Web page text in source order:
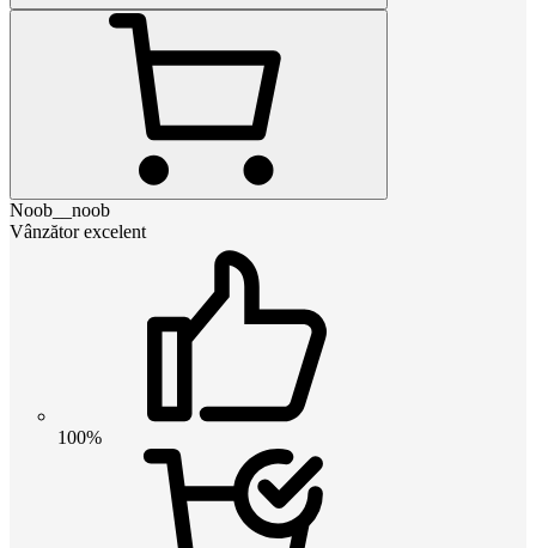
Noob__noob
Vânzător excelent
100%